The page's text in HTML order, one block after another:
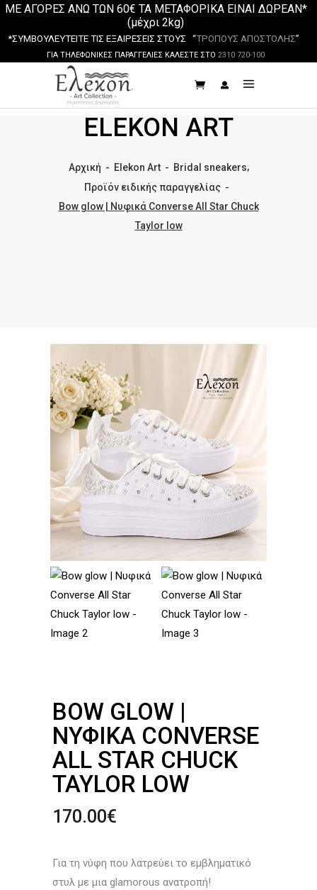
ΜΕ ΑΓΟΡΕΣ ΑΝΩ ΤΩΝ 60€ ΤΑ ΜΕΤΑΦΟΡΙΚΑ ΕΙΝΑΙ ΔΩΡΕΑΝ*
(μέχρι 2kg)
*ΣΥΜΒΟΥΛΕΥΤΕΙΤΕ ΤΙΣ ΕΞΑΙΡΕΣΕΙΣ ΣΤΟΥΣ “ΤΡΟΠΟΥΣ ΑΠΟΣΤΟΛΗΣ”
ΓΙΑ ΤΗΛΕΦΩΝΙΚΕΣ ΠΑΡΑΓΓΕΛΙΕΣ ΚΑΛΕΣΤΕ ΣΤΟ 2310 720-100
ELEKON ART
Αρχική - Elekon Art- Bridal sneakers,
Προϊόν ειδικής παραγγελίας-
Bow glow | Νυφικά Converse All Star Chuck
Taylor low
BOW GLOW |
ΝΥΦΙΚΆ CONVERSE
ALL STAR CHUCK
TAYLOR LOW
170.00€
Για τη νύφη που λατρεύει το εμβληματικό
στυλ με μια glamorous ανατροπή!